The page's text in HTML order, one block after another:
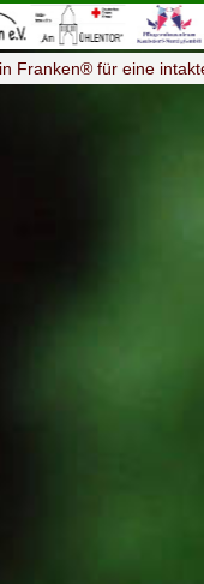
Franken® für eine